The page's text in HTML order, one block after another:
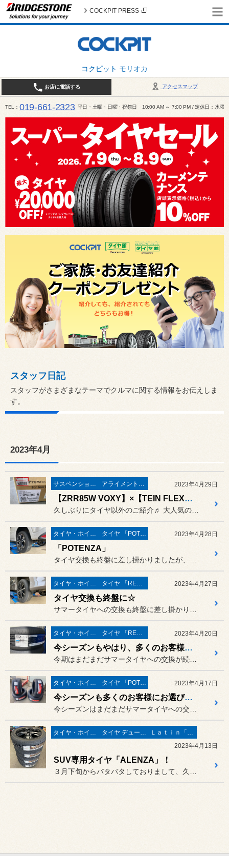
コクピット モリオカ
COCKPIT PRESS
アクセスマップ
お店に電話する
TEL 019-661-2323 平日・土曜・日曜・祝祭日 10:00 AM ～ 7:00 PM / 定休日：水曜
スタッフ日記
スタッフがさまざまなテーマでクルマに関する情報をお伝えしま
す。
2023年4月
サスペンション・ボディ関連 アライメント調整 2023年4月29日
【ZRR85W VOXY】×【TEIN FLEX Z】
タイヤ・ホイール タイヤ 「POTENZA」 2023年4月28日
「POTENZA」
タイヤ・ホイール タイヤ 「REGNO」 2023年4月27日
タイヤ交換も終盤に☆
タイヤ・ホイール タイヤ 「REGNO」 2023年4月20日
今シーズンもやはり、多くのお客様にお選びいただいております「REGNO」☆
タイヤ・ホイール タイヤ 「POTENZA」 2023年4月17日
今シーズンも多くのお客様にお選びいただいております「POTENZA」☆
タイヤ・ホイール タイヤ デューラー／アレンザ
Ｌａｔｉｎ「イタリア・フランス etc」
2023年4月13日
SUV専用タイヤ「ALENZA」！